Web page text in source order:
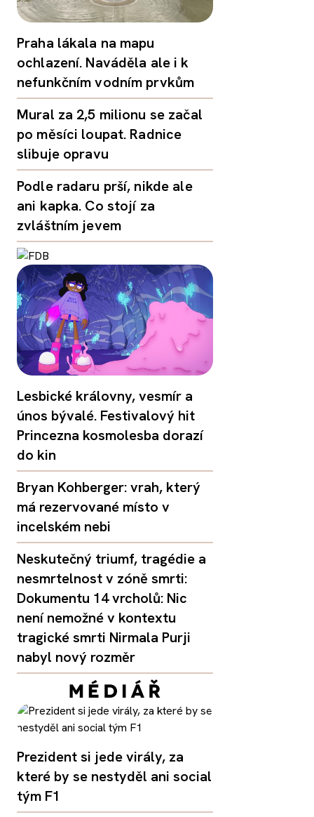
Praha lákala na mapu
ochlazení. Naváděla ale i k
nefunkčním vodním prvkům
Mural za 2,5 milionu se začal
po měsíci loupat. Radnice
slibuje opravu
Podle radaru prší, nikde ale
ani kapka. Co stojí za
zvláštním jevem
Lesbické královny, vesmír a
únos bývalé. Festivalový hit
Princezna kosmolesba dorazí
do kin
Bryan Kohberger: vrah, který
má rezervované místo v
incelském nebi
Neskutečný triumf, tragédie a
nesmrtelnost v zóně smrti:
Dokumentu 14 vrcholů: Nic
není nemožné v kontextu
tragické smrti Nirmala Purji
nabyl nový rozměr
Prezident si jede virály, za
které by se nestyděl ani social
tým F1